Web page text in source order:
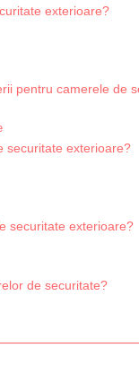
exterioare?
pentru camerele de
securitate exterioare?
securitate exterioare?
de securitate?